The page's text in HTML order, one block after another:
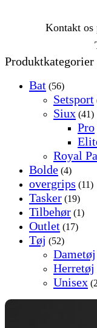
Kontakt os
Produktkategorier
Bat (56)
Setsport
Siux (41)
Pro
Royal
Bolde (4)
overgrips (11)
Tasker (19)
Tilbehør (1)
Outlet (17)
Tøj (52)
Dametøj
Herretøj
Unisex